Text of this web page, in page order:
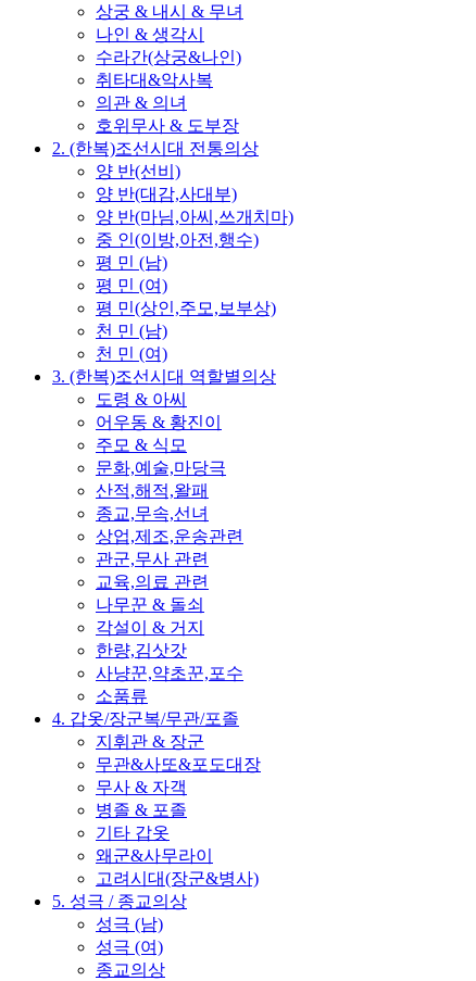
상궁 & 내시 & 무녀
나인 & 생각시
수라간(상궁&나인)
취타대&악사복
의관 & 의녀
호위무사 & 도부장
2. (한복)조선시대 전통의상
양 반(선비)
양 반(대감,사대부)
양 반(마님,아씨,쓰개치마)
중 인(이방,아전,행수)
평 민 (남)
평 민 (여)
평 민(상인,주모,보부상)
천 민 (남)
천 민 (여)
3. (한복)조선시대 역할별의상
도령 & 아씨
어우동 & 황진이
주모 & 식모
문화,예술,마당극
산적,해적,왈패
종교,무속,선녀
상업,제조,운송관련
관군,무사 관련
교육,의료 관련
나무꾼 & 돌쇠
각설이 & 거지
한량,김삿갓
사냥꾼,약초꾼,포수
소품류
4. 갑옷/장군복/무관/포졸
지휘관 & 장군
무관&사또&포도대장
무사 & 자객
병졸 & 포졸
기타 갑옷
왜군&사무라이
고려시대(장군&병사)
5. 성극 / 종교의상
성극 (남)
성극 (여)
종교의상